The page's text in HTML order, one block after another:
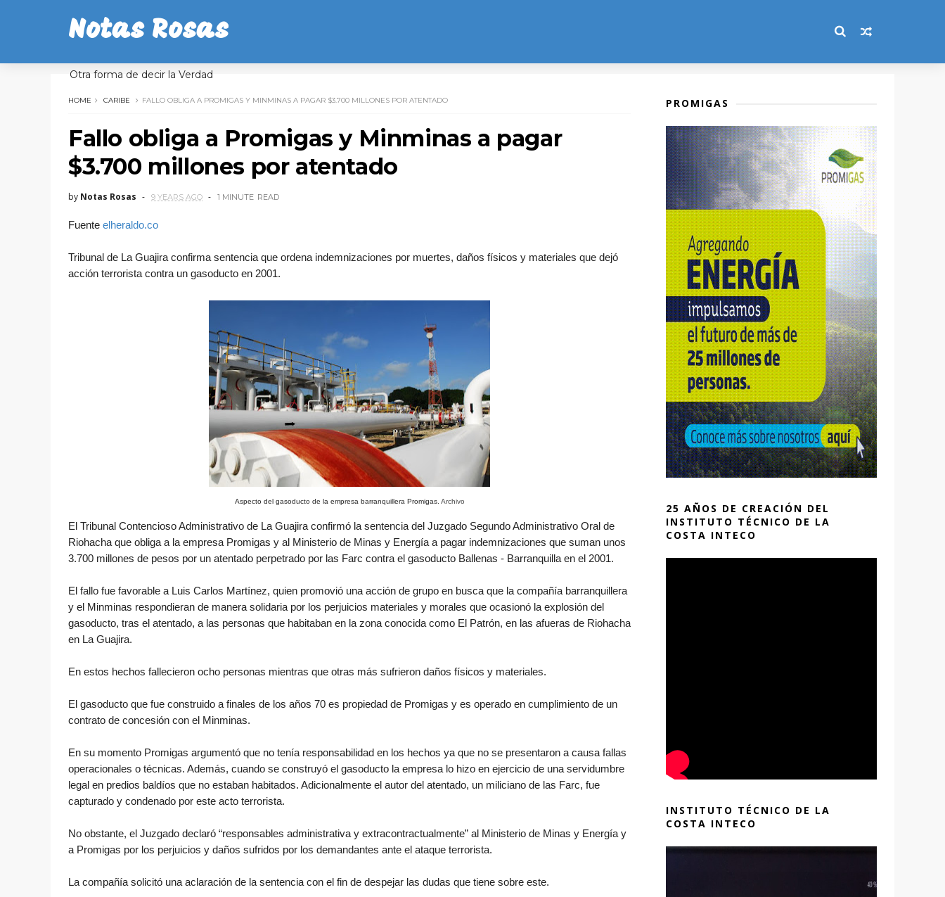
Notas Rosas
Otra forma de decir la Verdad
HOME CARIBE FALLO OBLIGA A PROMIGAS Y MINMINAS A PAGAR $3.700 MILLONES POR ATENTADO
Fallo obliga a Promigas y Minminas a pagar
$3.700 millones por atentado
by Notas Rosas 9 YEARS AGO 1 MINUTE READ
Fuente elheraldo.co
Tribunal de La Guajira confirma sentencia que ordena indemnizaciones por muertes, daños físicos y materiales que dejó
acción terrorista contra un gasoducto en 2001.
Aspecto del gasoducto de la empresa barranquillera Promigas. Archivo
El Tribunal Contencioso Administrativo de La Guajira confirmó la sentencia del Juzgado Segundo Administrativo Oral de
Riohacha que obliga a la empresa Promigas y al Ministerio de Minas y Energía a pagar indemnizaciones que suman unos
3.700 millones de pesos por un atentado perpetrado por las Farc contra el gasoducto Ballenas - Barranquilla en el 2001.
El fallo fue favorable a Luis Carlos Martínez, quien promovió una acción de grupo en busca que la compañía barranquillera
y el Minminas respondieran de manera solidaria por los perjuicios materiales y morales que ocasionó la explosión del
gasoducto, tras el atentado, a las personas que habitaban en la zona conocida como El Patrón, en las afueras de Riohacha
en La Guajira.
En estos hechos fallecieron ocho personas mientras que otras más sufrieron daños físicos y materiales.
El gasoducto que fue construido a finales de los años 70 es propiedad de Promigas y es operado en cumplimiento de un
contrato de concesión con el Minminas.
En su momento Promigas argumentó que no tenía responsabilidad en los hechos ya que no se presentaron a causa fallas
operacionales o técnicas. Además, cuando se construyó el gasoducto la empresa lo hizo en ejercicio de una servidumbre
legal en predios baldíos que no estaban habitados. Adicionalmente el autor del atentado, un miliciano de las Farc, fue
capturado y condenado por este acto terrorista.
No obstante, el Juzgado declaró “responsables administrativa y extracontractualmente” al Ministerio de Minas y Energía y
a Promigas por los perjuicios y daños sufridos por los demandantes ante el ataque terrorista.
La compañía solicitó una aclaración de la sentencia con el fin de despejar las dudas que tiene sobre este.
PROMIGAS
25 AÑOS DE CREACIÓN DEL
INSTITUTO TÉCNICO DE LA
COSTA INTECO
INSTITUTO TÉCNICO DE LA
COSTA INTECO